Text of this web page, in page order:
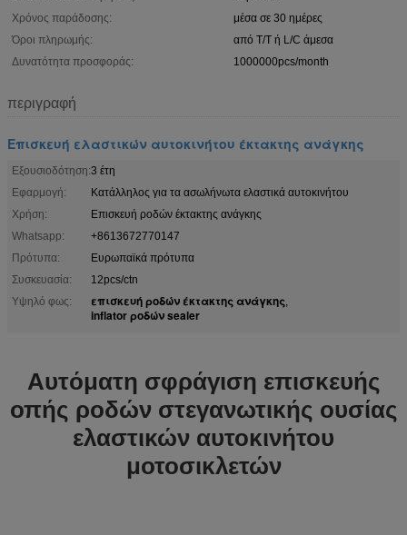
Χρόνος παράδοσης:
μέσα σε 30 ημέρες
Όροι πληρωμής:
από T/T ή L/C άμεσα
Δυνατότητα προσφοράς:
1000000pcs/month
περιγραφή
Επισκευή ελαστικών αυτοκινήτου έκτακτης ανάγκης
Εξουσιοδότηση:3 έτη
Εφαρμογή:
Κατάλληλος για τα ασωλήνωτα ελαστικά αυτοκινήτου
Χρήση:
Επισκευή ροδών έκτακτης ανάγκης
Whatsapp:
+8613672770147
Πρότυπα:
Ευρωπαϊκά πρότυπα
Συσκευασία:
12pcs/ctn
Υψηλό φως:
επισκευή ροδών έκτακτης ανάγκης,
inflator ροδών sealer
Αυτόματη σφράγιση επισκευής
οπής ροδών στεγανωτικής ουσίας
ελαστικών αυτοκινήτου
μοτοσικλετών